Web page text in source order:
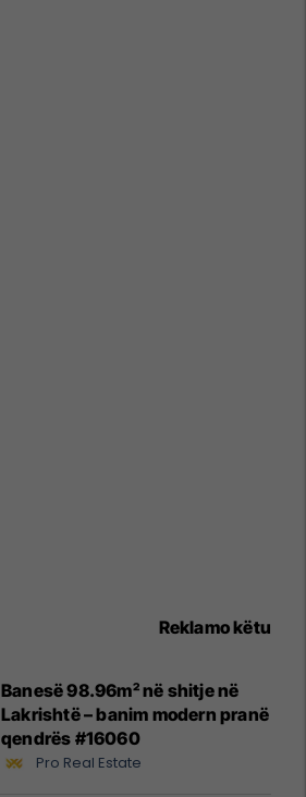
Reklamo këtu
Banesë 98.96m² në shitje në
Lakrishtë – banim modern pranë
qendrës #16060
Pro Real Estate